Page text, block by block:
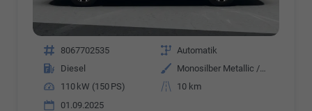
Fahrzeugnr. 8067702535 Getriebe Automatik
Kraftstoff
Diesel Außenfarbe
Monosilber Metallic / Energeticorange Metallic
Leistung
110 kW (150 PS) Kilometerstand
10 km
01.09.2025